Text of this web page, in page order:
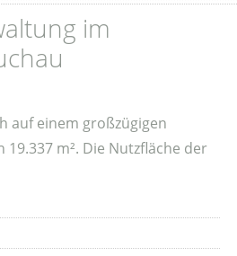
im
auf einem großzügigen
m². Die Nutzfläche der